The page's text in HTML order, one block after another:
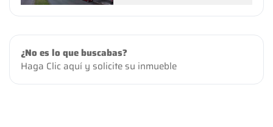
¿No es lo que buscabas?
Haga Clic aquí y solicite su inmueble